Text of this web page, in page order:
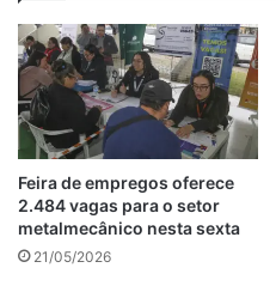
Feira de empregos oferece
2.484 vagas para o setor
metalmecânico nesta sexta
21/05/2026